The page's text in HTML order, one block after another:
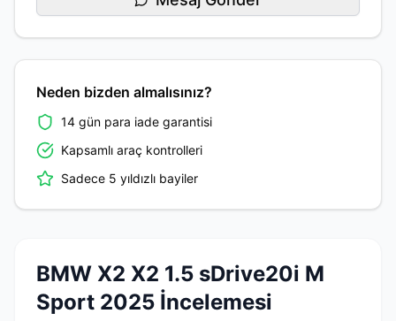
Neden bizden almalısınız?
14 gün para iade garantisi
Kapsamlı araç kontrolleri
Sadece 5 yıldızlı bayiler
BMW X2 X2 1.5 sDrive20i M
Sport 2025 İncelemesi